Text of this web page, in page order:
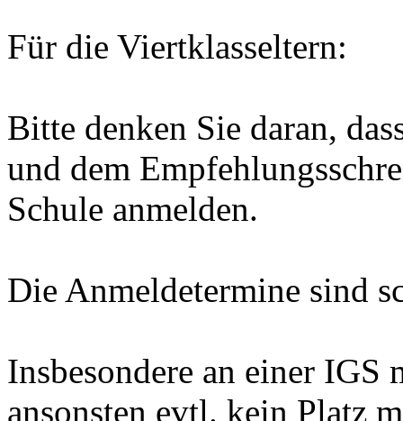
Für die Viertklasseltern:
Bitte denken Sie daran,
und dem
Schule anmelden.
Die Anmeldetermine sind
Insbesondere an einer IGS
ansonsten evtl. kein Platz